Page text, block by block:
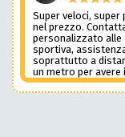
Super veloci,
nel prezzo.
personalizzato alle
sportiva,
soprattutto a
un metro per
Una assistenza del
preziosa. Credo li